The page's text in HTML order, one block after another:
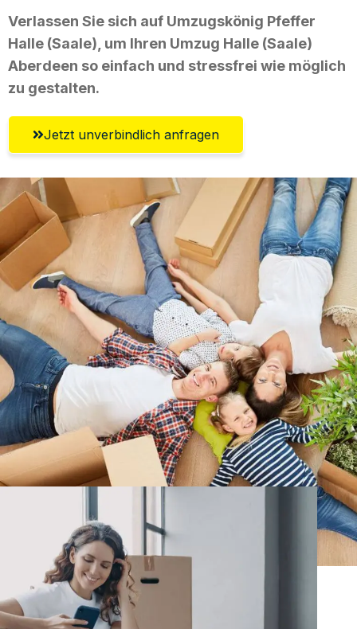
Verlassen Sie sich auf Umzugskönig Pfeffer
Halle (Saale), um Ihren Umzug Halle (Saale)
Aberdeen so einfach und stressfrei wie möglich
zu gestalten.
Jetzt unverbindlich anfragen